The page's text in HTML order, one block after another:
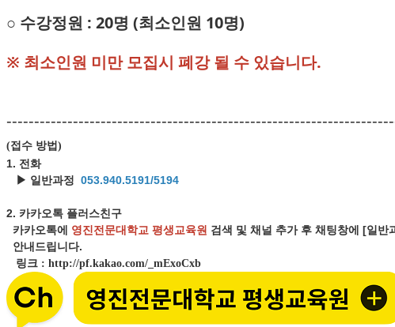
○ 수강정원 : 20명 (최소인원 10명)
※ 최소인원 미만 모집시 폐강 될 수 있습니다.
(접수 방법 )
1. 전화
▶ 일반과정 053.940.5191/5194
2. 카카오톡 플러스친구
카카오톡에 영진전문대학교 평생교육원 검색 및 채널 추가 후 채팅창에 [일반
안내드립니다.
링크 : http://pf.kakao.com/_mExoCxb